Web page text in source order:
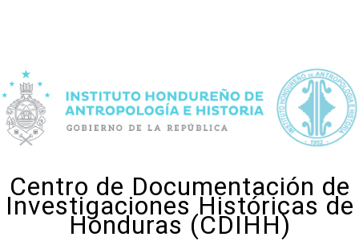
Centro de Documentación de
Investigaciones Históricas de
Honduras (CDIHH)